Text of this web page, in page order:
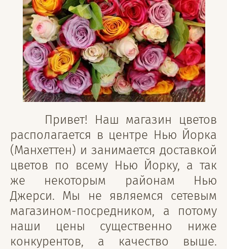
Привет! Наш магазин цветов
располагается в центре Нью Йорка
(Манхеттен) и занимается доставкой
цветов по всему Нью Йорку, а так
же некоторым районам Нью
Джерси. Мы не являемся сетевым
магазином-посредником, а потому
наши цены существенно ниже
конкурентов, а качество выше.